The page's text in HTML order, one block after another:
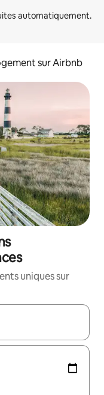
sur Airbnb
uniques sur
les flèches vers le